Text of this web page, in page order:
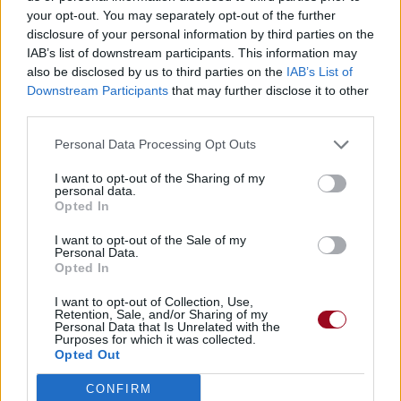
your opt-out. You may separately opt-out of the further
disclosure of your personal information by third parties on the
IAB’s list of downstream participants. This information may
also be disclosed by us to third parties on the IAB’s List of
Downstream Participants that may further disclose it to other
Personal Data Processing Opt Outs
I want to opt-out of the Sharing of my
personal data.
Opted In
I want to opt-out of the Sale of my
Personal Data.
Opted In
I want to opt-out of Collection, Use,
Retention, Sale, and/or Sharing of my
Personal Data that Is Unrelated with the
Purposes for which it was collected.
Opted Out
CONFIRM